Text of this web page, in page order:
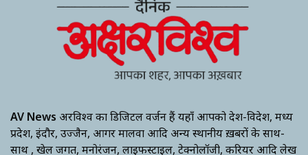
AV News अक्षरविश्व का डिजिटल वर्जन हैं यहाँ आपको देश-विदेश, मध्य
प्रदेश, इंदौर, उज्जैन, आगर मालवा आदि अन्य स्थानीय ख़बरों के साथ-
साथ , खेल जगत, मनोरंजन, लाइफस्टाइल, टेक्नोलॉजी, करियर आदि लेख